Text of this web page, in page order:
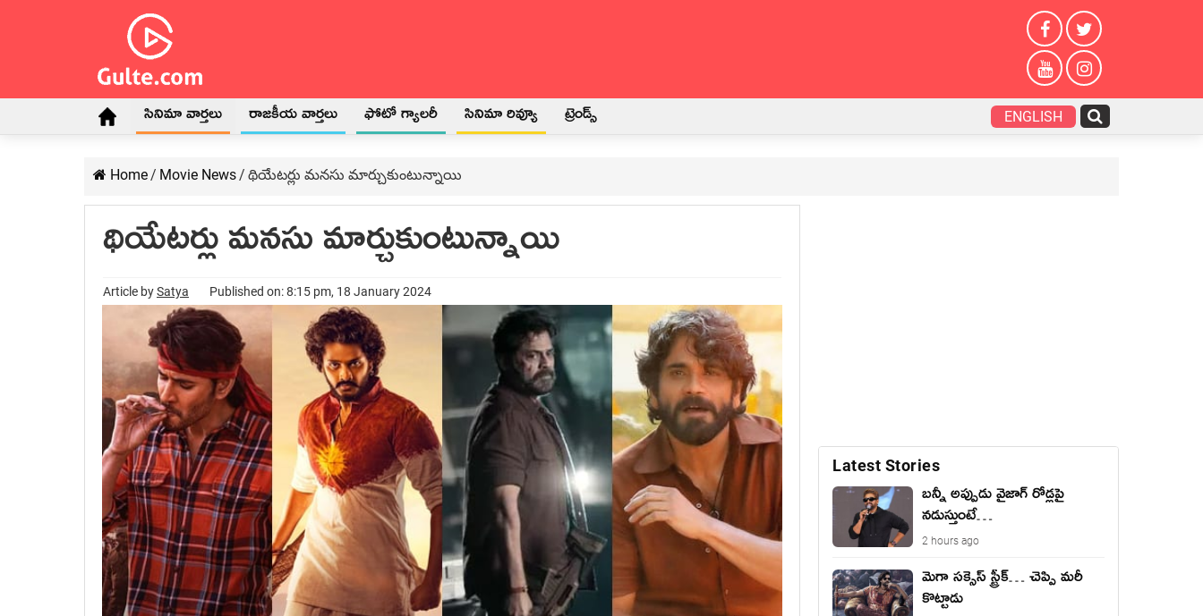
సినిమా వార్తలు రాజకీయ వార్తలు ఫోటో గ్యాలరీ సినిమా రివ్యూ ట్రెండ్స్ ENGLISH
Home/ Movie News/ థియేటర్లు మనసు మార్చుకుంటున్నాయి
థియేటర్లు మనసు మార్చుకుంటున్నాయి
Article bySatya Published on: 8:15 pm, 18 January 2024
Latest Stories
బ‌న్నీ అప్పుడు వైజాగ్ రోడ్లపై
న‌డుస్తుంటే…
2 hours ago
మెగా సక్సెస్ స్ట్రీక్… చెప్పి మరీ
కొట్టాడు